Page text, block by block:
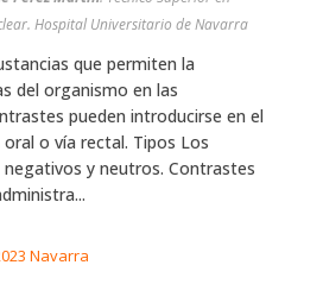
Imagen para el Diagnóstico y Medicina Nuclear. Hospital Universitario de Navarra
que permiten la
del organismo en las
pueden introducirse en el
o vía rectal. Tipos Los
y neutros. Contrastes
Navarra